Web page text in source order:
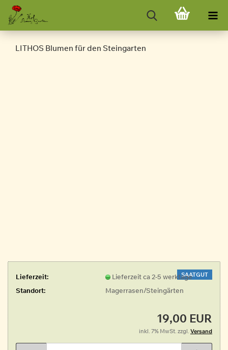
LITHOS Blumen für den Steingarten
SAATGUT
Lieferzeit:
Lieferzeit ca 2-5 werktage
Standort:
Magerrasen/Steingärten
19,00 EUR
inkl. 7% MwSt. zzgl. Versand